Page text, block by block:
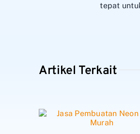
tepat
Artikel Terkait